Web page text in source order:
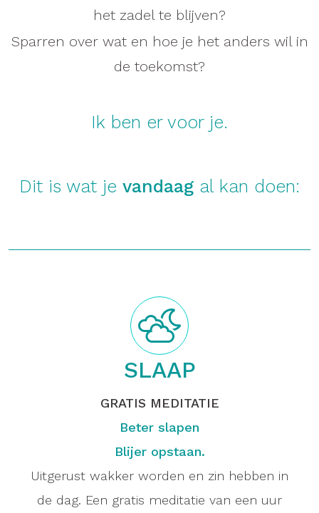
het zadel te blijven?
Sparren over wat en hoe je het anders wil in
de toekomst?
Ik ben er voor je.
Dit is wat je vandaag al kan doen:
SLAAP
GRATIS MEDITATIE
Beter slapen
Blijer opstaan.
Uitgerust wakker worden en zin hebben in
de dag. Een gratis meditatie van een uur